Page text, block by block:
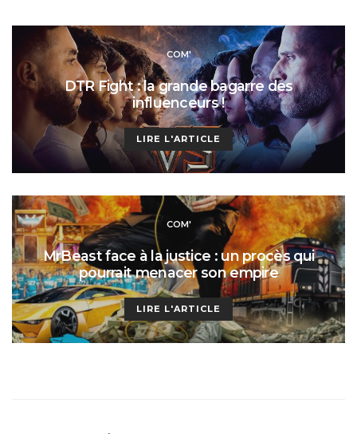
COM'
DTR Fight : la grande bagarre des
influenceurs !
LIRE L'ARTICLE
COM'
MrBeast face à la justice : un procès qui
pourrait menacer son empire
LIRE L'ARTICLE